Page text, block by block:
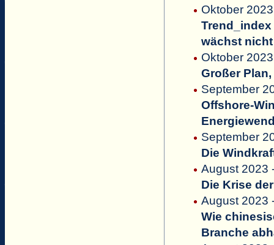
Oktober
wächst
Oktober
Großer
September
Offshore-
September
Die
August 2023
Die Krise
August 2023
Wie
Branche